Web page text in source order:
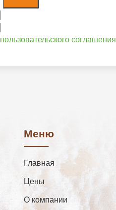
пользовательского соглашения
Меню
Главная
Цены
О компании